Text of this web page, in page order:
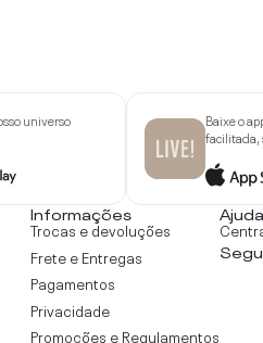
universo
Baixe o
facilitada,
Informações
Trocas e devoluções
Frete e Entregas
Pagamentos
Privacidade
Promoções e Regulamentos
Ajuda